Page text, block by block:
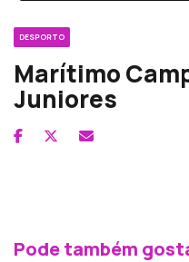
DESPORTO
Marítimo
Juniores
Pode também